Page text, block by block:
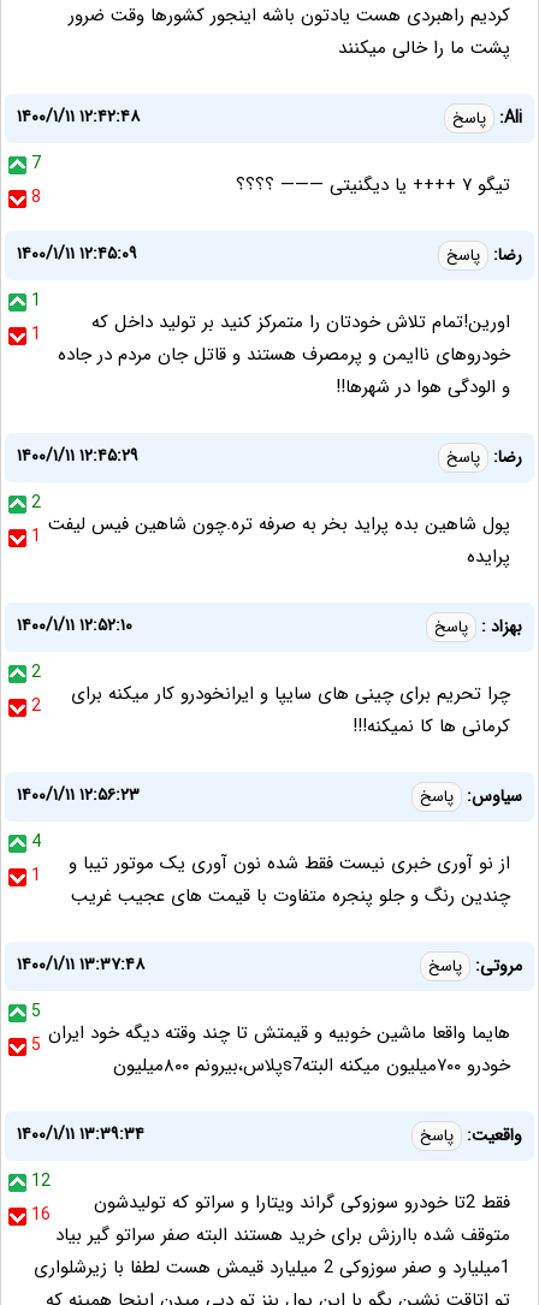
کردیم راهبردی هست یادتون باشه اینجور کشورها وقت ضرور
پشت ما را خالی میکنند
Ali: پاسخ
۱۴۰۰/۱/۱۱ ۱۲:۴۲:۴۸
7
8
تیگو ۷ ++++ یا دیگنیتی ——— ؟؟؟؟
رضا: پاسخ
۱۴۰۰/۱/۱۱ ۱۲:۴۵:۰۹
1
1
اورین!تمام تلاش خودتان را متمرکز کنید بر تولید داخل که
خودروهای ناایمن و پرمصرف هستند و قاتل جان مردم در جاده
و الودگی هوا در شهرها!!
رضا: پاسخ
۱۴۰۰/۱/۱۱ ۱۲:۴۵:۲۹
2
1 پول شاهین بده پراید بخر به صرفه تره.چون شاهین فیس لیفت
پرایده
بهزاد : پاسخ
۱۴۰۰/۱/۱۱ ۱۲:۵۲:۱۰
2
2
چرا تحریم برای چینی های سایپا و ایرانخودرو کار میکنه برای
کرمانی ها کا نمیکنه!!!
سیاوس: پاسخ
۱۴۰۰/۱/۱۱ ۱۲:۵۶:۲۳
4
1
از نو آوری خبری نیست فقط شده نون آوری یک موتور تیبا و
چندین رنگ و جلو پنجره متفاوت با قیمت های عجیب غریب
مروتی: پاسخ
۱۴۰۰/۱/۱۱ ۱۳:۳۷:۴۸
5
5 هایما واقعا ماشین خوبیه و قیمتش تا چند وقته دیگه خود ایران
خودرو ۷۰۰میلیون میکنه البتهs7پلاس،بیرونم ۸۰۰میلیون
واقعیت: پاسخ
۱۴۰۰/۱/۱۱ ۱۳:۳۹:۳۴
12
16
فقط 2تا خودرو سوزوکی گراند ویتارا و سراتو که تولیدشون
متوقف شده باارزش برای خرید هستند البته صفر سراتو گیر بیاد
1میلیارد و صفر سوزوکی 2 میلیارد قیمش هست لطفا با زیرشلواری